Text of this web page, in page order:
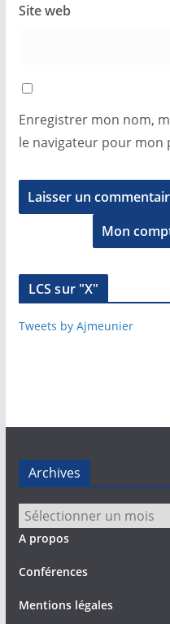
Site web
Enregistrer mon nom,
le navigateur pour mon
Mon
LCS sur "X"
Tweets by Ajmeunier
Archives
Archives
A propos
Conférences
Mentions légales